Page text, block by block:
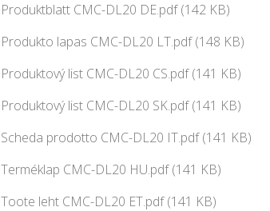
Produktblatt CMC-DL20 DE.pdf (142 KB)
Produkto lapas CMC-DL20 LT.pdf (148 KB)
Produktový list CMC-DL20 CS.pdf (141 KB)
Produktový list CMC-DL20 SK.pdf (141 KB)
Scheda prodotto CMC-DL20 IT.pdf (141 KB)
Terméklap CMC-DL20 HU.pdf (141 KB)
Toote leht CMC-DL20 ET.pdf (141 KB)